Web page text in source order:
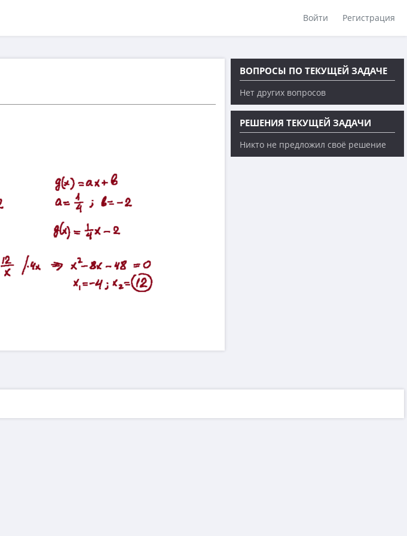
Войти Регистрация
ВОПРОСЫ ПО ТЕКУЩЕЙ ЗАДАЧЕ
Нет других вопросов
РЕШЕНИЯ ТЕКУЩЕЙ ЗАДАЧИ
Никто не предложил своё решение